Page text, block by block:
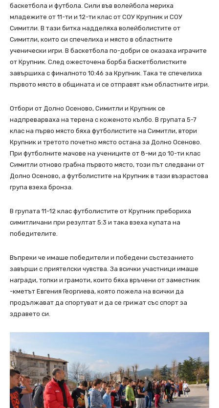
баскетбола и футбола. Сили във волейбола мериха
младежите от 11-ти и 12-ти клас от СОУ Крупник и СОУ
Симитли. В тази битка надделяха волейболистите от
Симитли, които си спечелиха и място в областните
ученически игри. В баскетбола по-добри се оказаха играчите
от Крупник. След ожесточена борба баскетболистките
завършиха с финалното 10:46 за Крупник. Така те спечелиха
първото място в общината и се отправят към областните игри.
Отбори от Долно Осеново, Симитли и Крупник се
надпреварваха на терена с коженото кълбо. В групата 5-7
клас на първо място бяха футболистите на Симитли, втори
Крупник и третото почетно място остана за Долно Осеново.
При футболните мачове на учениците от 8-ми до 10-ти клас
Симитли отново грабна първото място, този път следвани от
Долно Осеново, а футболистите на Крупник в тази възрастова
група взеха бронза.
В групата 11-12 клас футболистите от Крупник пребориха
симитличани при резултат 5:3 и така взеха купата на
победителите.
Въпреки че имаше победители и победени състезанието
завърши с приятелски чувства. За всички участници имаше
награди, топки и грамоти, които бяха връчени от заместник
-кметът Евгения Георгиева, която пожела на всички да
продължават да спортуват и да се грижат със спорт за
здравето си.